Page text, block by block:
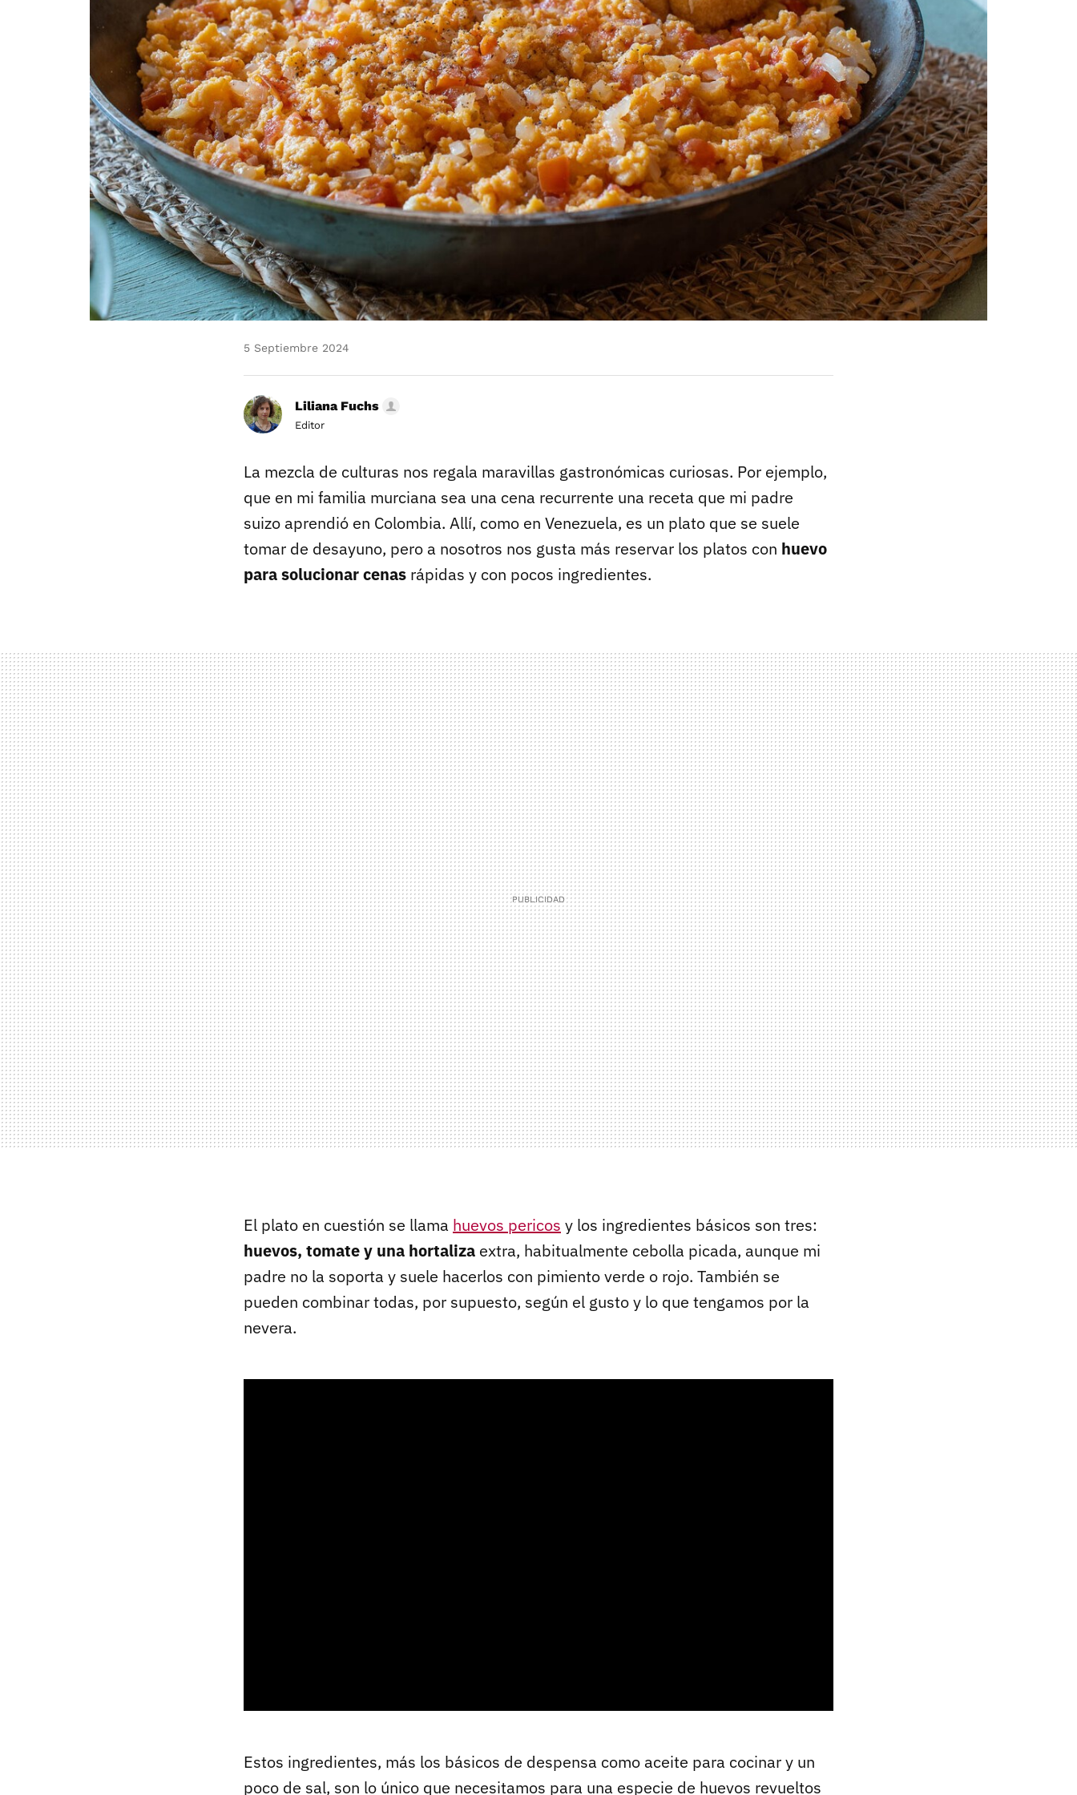
5 Septiembre 2024
Liliana Fuchs
Editor
La mezcla de culturas nos regala maravillas gastronómicas curiosas. Por ejemplo,
que en mi familia murciana sea una cena recurrente una receta que mi padre
suizo aprendió en Colombia. Allí, como en Venezuela, es un plato que se suele
tomar de desayuno, pero a nosotros nos gusta más reservar los platos con huevo
para solucionar cenas rápidas y con pocos ingredientes.
El plato en cuestión se llama huevos pericos y los ingredientes básicos son tres:
huevos, tomate y una hortaliza extra, habitualmente cebolla picada, aunque mi
padre no la soporta y suele hacerlos con pimiento verde o rojo. También se
pueden combinar todas, por supuesto, según el gusto y lo que tengamos por la
nevera.
Estos ingredientes, más los básicos de despensa como aceite para cocinar y un
poco de sal, son lo único que necesitamos para una especie de huevos revueltos